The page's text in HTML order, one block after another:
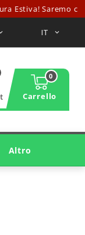
Saremo
IT
0
Carrello
Altro